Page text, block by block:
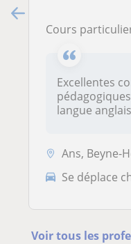
Cours particuliers - Pédagogie
Excellentes
langue
Ans, Beyne-Heusay,
Se déplace
Voir tous les